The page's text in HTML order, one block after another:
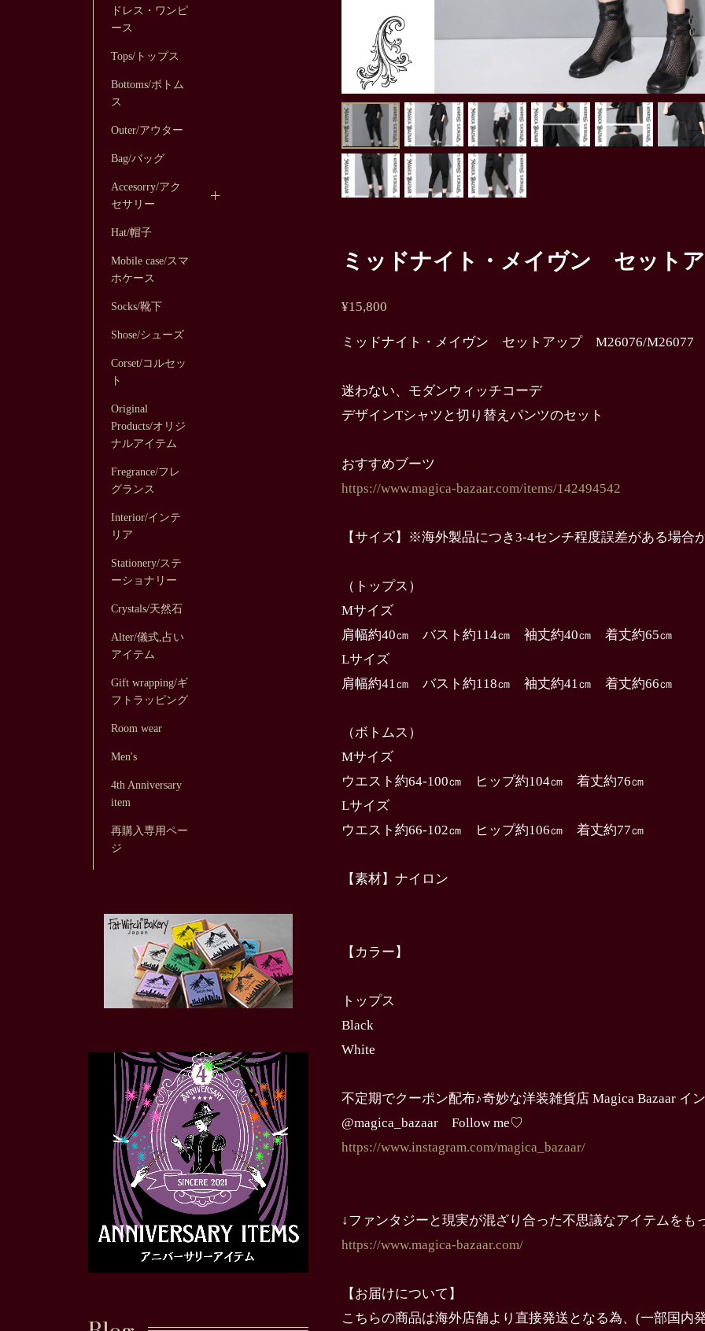
ミッドナイト・メイヴン セット
¥15,800
ミッドナイト・メイヴン セットアップ M26076/M26077
迷わない、モダンウィッチコーデ
デザインTシャツと切り替えパンツのセット
おすすめブーツ
https://www.magica-bazaar.com/items/142494542
【サイズ】※海外製品につき3-4センチ程度誤差がある場合
（トップス）
Mサイズ
肩幅約40㎝ バスト約114㎝ 袖丈約40㎝ 着丈約65㎝
Lサイズ
肩幅約41㎝ バスト約118㎝ 袖丈約41㎝ 着丈約66㎝
（ボトムス）
Mサイズ
ウエスト約64-100㎝ ヒップ約104㎝ 着丈約76㎝
Lサイズ
ウエスト約66-102㎝ ヒップ約106㎝ 着丈約77㎝
【素材】ナイロン
【カラー】
トップス
Black
White
不定期でクーポン配布♪奇妙な洋装雑貨店 Magica Bazaar イ
@magica_bazaar Follow me♡
https://www.instagram.com/magica_bazaar/
↓ファンタジーと現実が混ざり合った不思議なアイテムをも
https://www.magica-bazaar.com/
【お届けについて】
こちらの商品は海外店舗より直接発送となる為、(一部国内
ドレス・ワンピ
ース
Tops/トップス
Bottoms/ボトム
ス
Outer/アウター
Bag/バッグ
Accesorry/アク
セサリー
Hat/帽子
Mobile case/スマ
ホケース
Socks/靴下
Shose/シューズ
Corset/コルセッ
ト
Original
Products/オリジ
ナルアイテム
Fregrance/フレ
グランス
Interior/インテ
リア
Stationery/ステ
ーショナリー
Crystals/天然石
Alter/儀式,占い
アイテム
Gift wrapping/ギ
フトラッピング
Room wear
Men's
4th Anniversary
item
再購入専用ペー
ジ